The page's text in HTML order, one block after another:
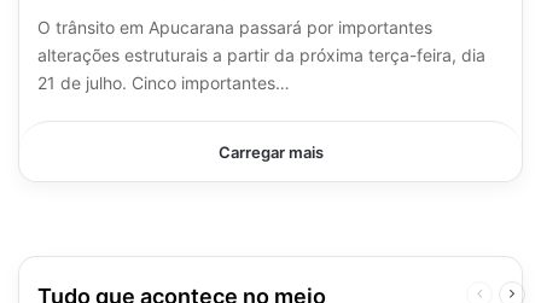
O trânsito em Apucarana passará por importantes
alterações estruturais a partir da próxima terça-feira, dia
21 de julho. Cinco importantes…
Carregar mais
Tudo que acontece no meio
Página